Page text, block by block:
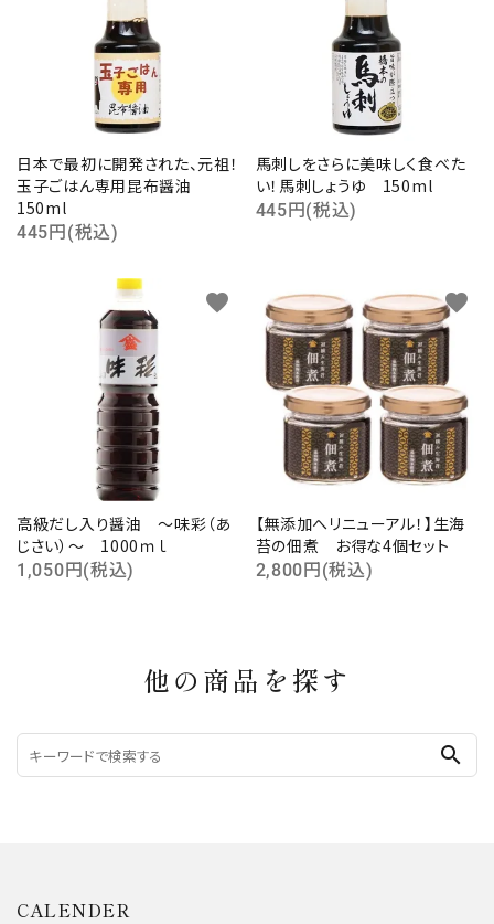
日本で最初に開発された、元祖！
玉子ごはん専用昆布醤油
150ml
445円(税込)
馬刺しをさらに美味しく食べた
い！馬刺しょうゆ 150ml
445円(税込)
高級だし入り醤油 ～味彩（あ
じさい）～ 1000ｍｌ
1,050円(税込)
favorite
【無添加へリニューアル！】生海
苔の佃煮 お得な4個セット
2,800円(税込)
favorite
他の商品を探す
search
CALENDER